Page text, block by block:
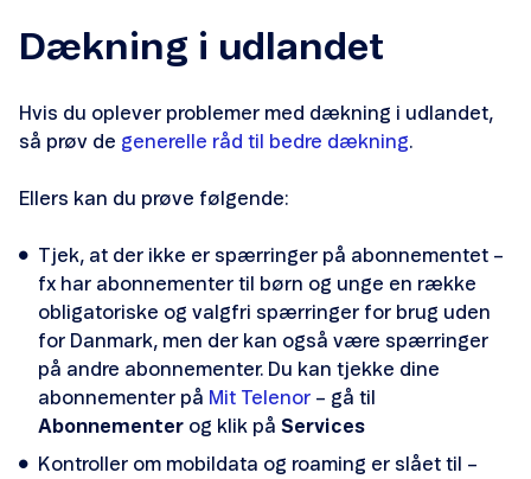
Sådan får du bedre mobildækning
Dækning i udlandet
Problemer med sms
Problemer med mms
Dækning i udlandet
Hvis du oplever problemer med dækning i udlandet,
så prøv de generelle råd til bedre dækning.
Ellers kan du prøve følgende:
Tjek, at der ikke er spærringer på abonnementet –
fx har abonnementer til børn og unge en række
obligatoriske og valgfri spærringer for brug uden
for Danmark, men der kan også være spærringer
på andre abonnementer. Du kan tjekke dine
abonnementer på Mit Telenor – gå til
Abonnementer og klik på Services
Kontroller om mobildata og roaming er slået til –